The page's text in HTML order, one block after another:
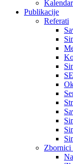
Kalendar
Publikacije
Referati
Zbornici